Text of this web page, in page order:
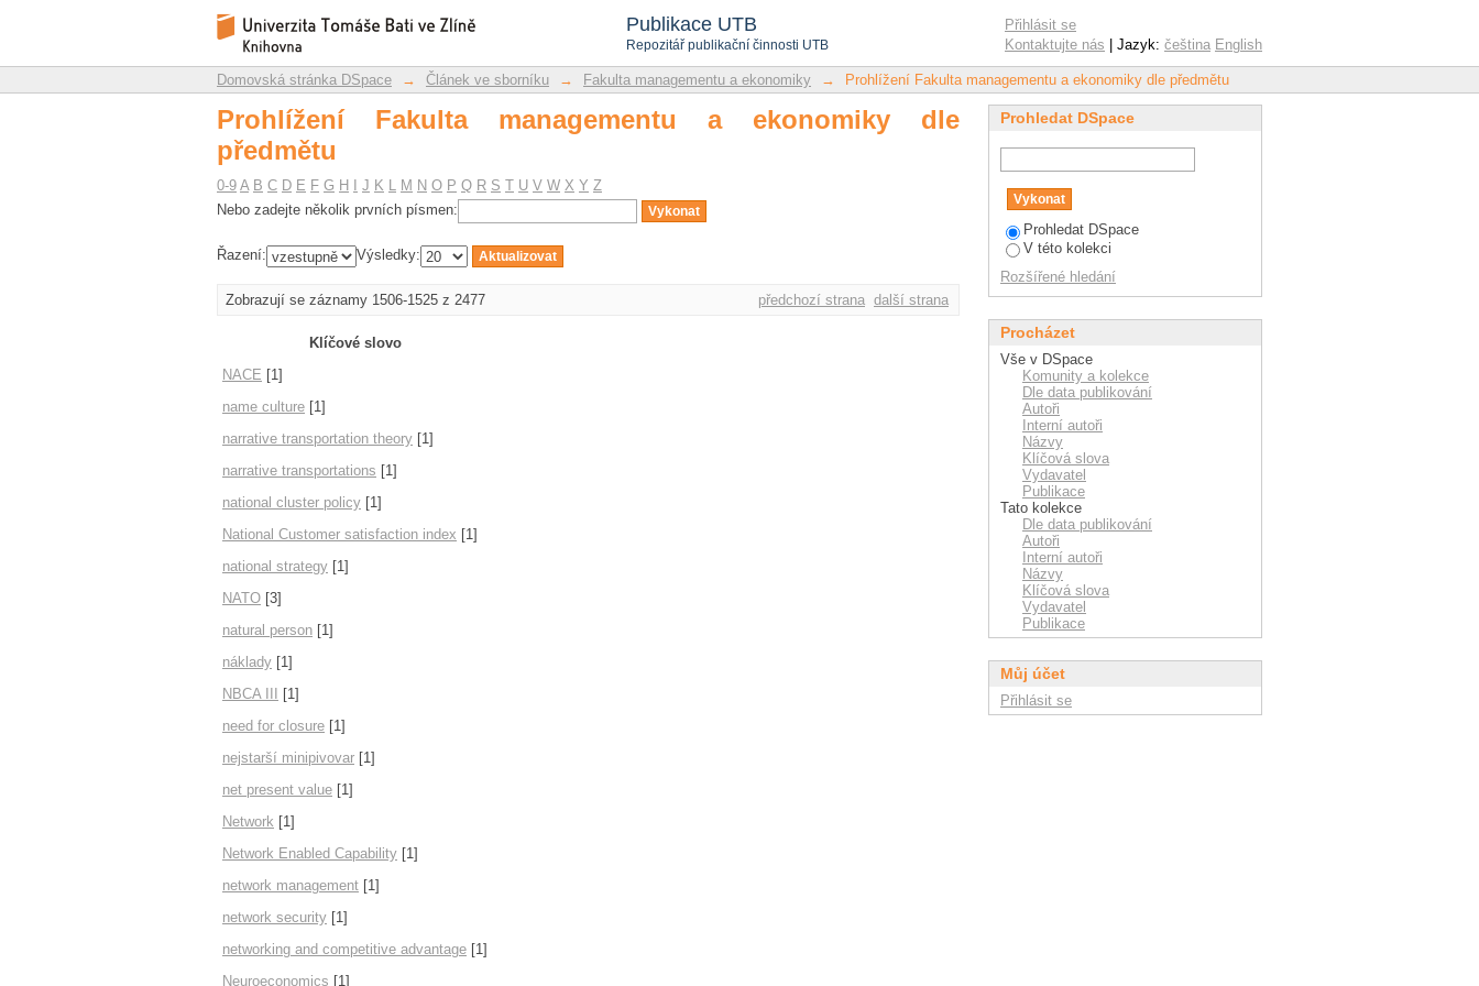
Publikace UTB
Repozitář publikační činnosti UTB
Prohlížení Fakulta managementu a ekonomiky dle předmětu
Repozitář DSpace/Manakin
Přihlásit se
Kontaktujte nás | Jazyk: čeština English
Domovská stránka DSpace → Článek ve sborníku → Fakulta managementu a ekonomiky → Prohlížení Fakulta managementu a ekonomiky dle předmětu
Prohlížení Fakulta managementu a ekonomiky dle
předmětu
0-9 A B C D E F G H J K L M N O P Q R S T U V W X Y Z
Nebo zadejte několik prvních písmen:
Řazení: Výsledky:
Zobrazují se záznamy 1506-1525 z 2477 předchozí strana další strana
Klíčové slovo
NACE [1]
name culture [1]
narrative transportation theory [1]
narrative transportations [1]
national cluster policy [1]
National Customer satisfaction index [1]
national strategy [1]
NATO [3]
natural person [1]
náklady [1]
NBCA III
[1]
need for closure [1]
nejstarší minipivovar [1]
net present value [1]
Network [1]
Network Enabled Capability [1]
network management [1]
network security [1]
networking and competitive advantage [1]
Neuroeconomics [1]
Prohledat DSpace
Prohledat DSpace
V této kolekci
Rozšířené hledání
Procházet
Vše v DSpace
Komunity a kolekce
Dle data publikování
Autoři
Interní autoři
Názvy
Klíčová slova
Vydavatel
Publikace
Tato kolekce
Dle data publikování
Autoři
Interní autoři
Názvy
Klíčová slova
Vydavatel
Publikace
Můj účet
Přihlásit se